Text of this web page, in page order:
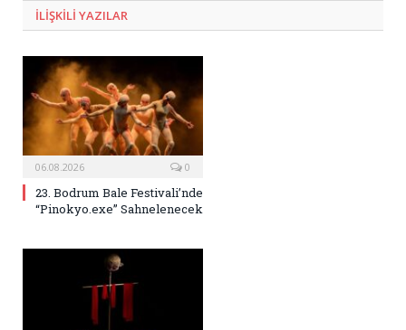
ILIŞKILI YAZILAR
06.08.2026 0
23. Bodrum Bale Festivali’nde
“Pinokyo.exe” Sahnelenecek